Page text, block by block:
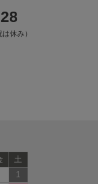
休み）
土
1